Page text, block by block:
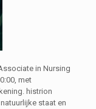
in Nursing
met
histrion
staat en